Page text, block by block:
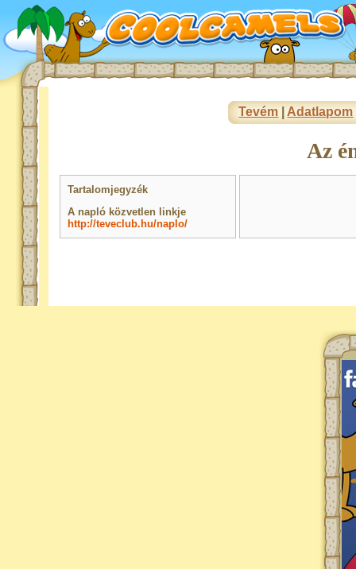
Tevém Adatlapom
Az
Tartalomjegyzék
A napló közvetlen linkje
http://teveclub.hu/naplo/